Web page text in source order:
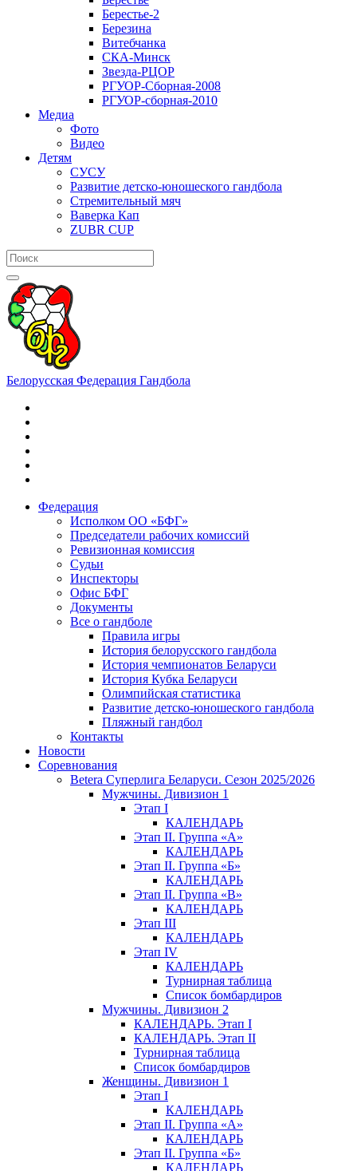
Берестье-2
Березина
Витебчанка
СКА-Минск
Звезда-РЦОР
РГУОР-Сборная-2008
РГУОР-сборная-2010
Медиа
Фото
Видео
Детям
СУСУ
Развитие детско-юношеского гандбола
Стремительный мяч
Ваверка Кап
ZUBR CUP
Белорусская Федерация Гандбола
Федерация
Исполком ОО «БФГ»
Председатели рабочих комиссий
Ревизионная комиссия
Судьи
Инспекторы
Офис БФГ
Документы
Все о гандболе
Правила игры
История белорусского гандбола
История чемпионатов Беларуси
История Кубка Беларуси
Олимпийская статистика
Развитие детско-юношеского гандбола
Пляжный гандбол
Контакты
Новости
Соревнования
Betera Суперлига Беларуси. Сезон 2025/2026
Мужчины. Дивизион 1
Этап I
КАЛЕНДАРЬ
Этап II. Группа «А»
КАЛЕНДАРЬ
Этап II. Группа «Б»
КАЛЕНДАРЬ
Этап II. Группа «В»
КАЛЕНДАРЬ
Этап III
КАЛЕНДАРЬ
Этап IV
КАЛЕНДАРЬ
Турнирная таблица
Список бомбардиров
Мужчины. Дивизион 2
КАЛЕНДАРЬ. Этап I
КАЛЕНДАРЬ. Этап II
Турнирная таблица
Список бомбардиров
Женщины. Дивизион 1
Этап I
КАЛЕНДАРЬ
Этап II. Группа «А»
КАЛЕНДАРЬ
Этап II. Группа «Б»
КАЛЕНДАРЬ